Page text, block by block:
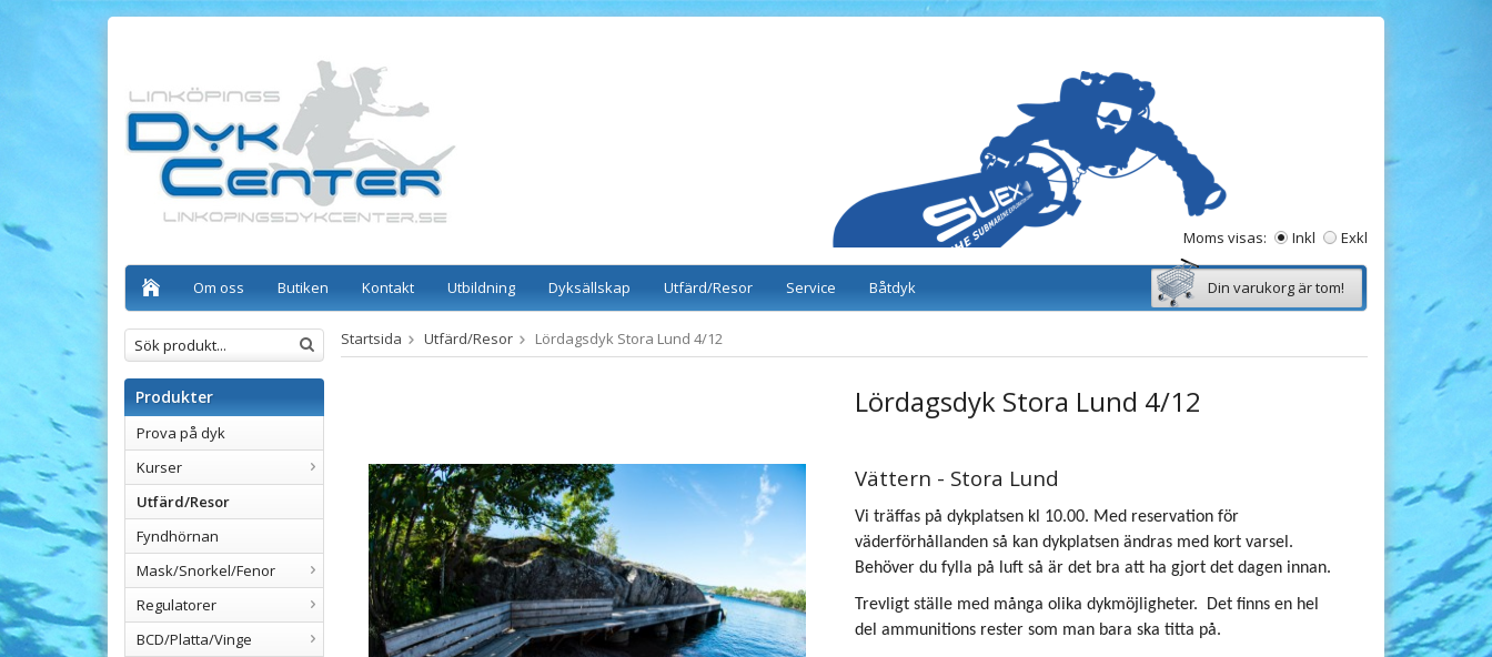
Moms visas: Inkl Exkl
Om oss Butiken Kontakt Utbildning Dyksällskap Utfärd/Resor Service Båtdyk Din varukorg är tom!
Produkter
Prova på dyk
Kurser
Utfärd/Resor
Fyndhörnan
Mask/Snorkel/Fenor
Regulatorer
BCD/Platta/Vinge
Startsida Utfärd/Resor Lördagsdyk Stora Lund 4/12
Lördagsdyk Stora Lund 4/12
Vättern - Stora Lund
Vi träffas på dykplatsen kl 10.00. Med reservation för
väderförhållanden så kan dykplatsen ändras med kort varsel.
Behöver du fylla på luft så är det bra att ha gjort det dagen innan.
Trevligt ställe med många olika dykmöjligheter.
Det finns en hel
del ammunitions rester som man bara ska titta på.